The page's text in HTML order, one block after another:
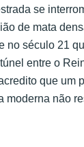
se
de mata
no século 21
entre o
que um
moderna não